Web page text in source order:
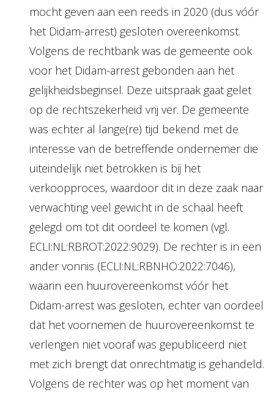
mocht geven aan een reeds in 2020 (dus vóór
het Didam-arrest) gesloten overeenkomst.
Volgens de rechtbank was de gemeente ook
voor het Didam-arrest gebonden aan het
gelijkheidsbeginsel. Deze uitspraak gaat gelet
op de rechtszekerheid vrij ver. De gemeente
was echter al lange(re) tijd bekend met de
interesse van de betreffende ondernemer die
uiteindelijk niet betrokken is bij het
verkoopproces, waardoor dit in deze zaak naar
verwachting veel gewicht in de schaal heeft
gelegd om tot dit oordeel te komen (vgl.
ECLI:NL:RBROT:2022:9029). De rechter is in een
ander vonnis (ECLI:NL:RBNHO:2022:7046),
waarin een huurovereenkomst vóór het
Didam-arrest was gesloten, echter van oordeel
dat het voornemen de huurovereenkomst te
verlengen niet vooraf was gepubliceerd niet
met zich brengt dat onrechtmatig is gehandeld.
Volgens de rechter was op het moment van